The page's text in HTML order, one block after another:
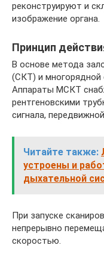
реконструируют и
изображение органа.
Принцип
В основе метода
(СКТ) и
Аппараты МСКТ
рентгеновскими
сигнала,
Читайте также:
устроены и
дыхательной
При запуске
непрерывно
скоростью.